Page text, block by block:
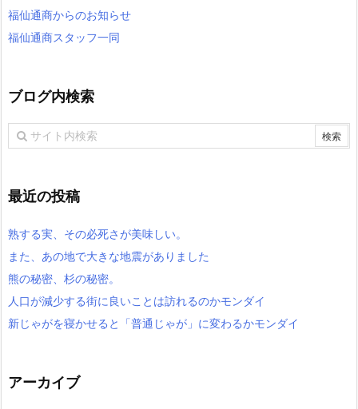
福仙通商からのお知らせ
福仙通商スタッフ一同
ブログ内検索
最近の投稿
熟する実、その必死さが美味しい。
また、あの地で大きな地震がありました
熊の秘密、杉の秘密。
人口が減少する街に良いことは訪れるのかモンダイ
新じゃがを寝かせると「普通じゃが」に変わるかモンダイ
アーカイブ